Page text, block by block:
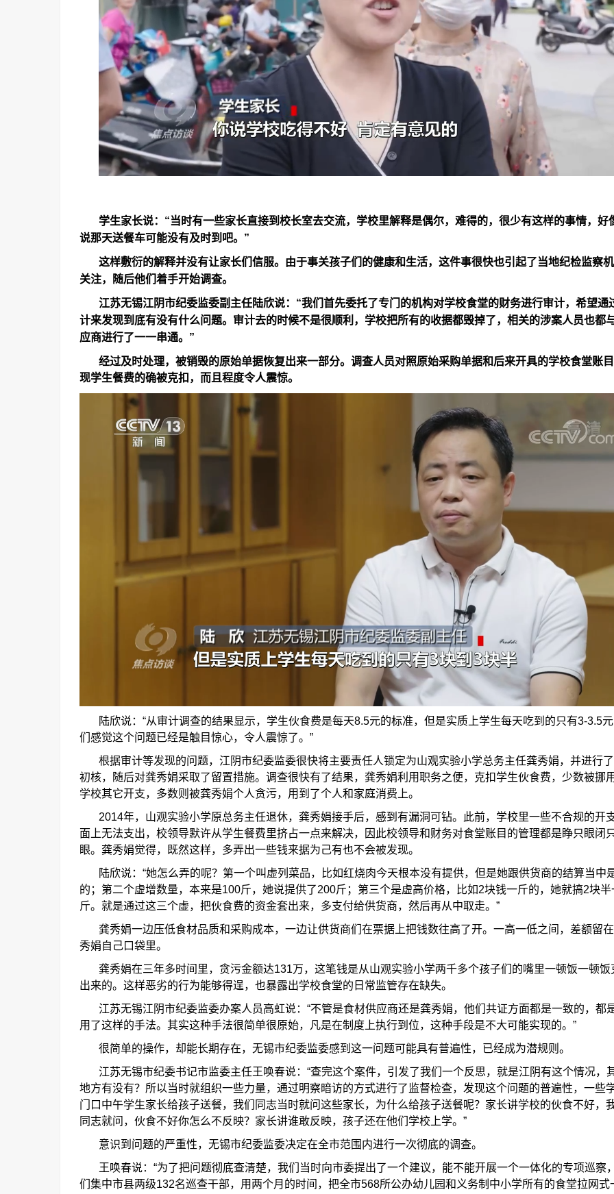
学生家长说： “当时有一些家长直接到校长室去交流，学校里解释是偶尔，难得的，很少有这样的事情，好
说那天送餐车可能没有及时到吧。 ”
这样敷衍的解释并没有让家长们信服。由于事关孩子们的健康和生活，这件事很快也引起了当地纪检监察
关注，随后他们着手开始调查。
江苏无锡江阴市纪委监委副主任陆欣说： “我们首先委托了专门的机构对学校食堂的财务进行审计，希望通
计来发现到底有没有什么问题。审计去的时候不是很顺利，学校把所有的收据都毁掉了，相关的涉案人员也都
应商进行了一一串通。 ”
经过及时处理，被销毁的原始单据恢复出来一部分。调查人员对照原始采购单据和后来开具的学校食堂账
现学生餐费的确被克扣，而且程度令人震惊。
陆欣说： “从审计调查的结果显示，学生伙食费是每天8.5元的标准，但是实质上学生每天吃到的只有3-3.5
们感觉这个问题已经是触目惊心，令人震惊了。 ”
根据审计等发现的问题，江阴市纪委监委很快将主要责任人锁定为山观实验小学总务主任龚秀娟，并进行
初核，随后对龚秀娟采取了留置措施。调查很快有了结果，龚秀娟利用职务之便，克扣学生伙食费，少数被挪
学校其它开支，多数则被龚秀娟个人贪污，用到了个人和家庭消费上。
2014年，山观实验小学原总务主任退休，龚秀娟接手后，感到有漏洞可钻。此前，学校里一些不合规的开
面上无法支出，校领导默许从学生餐费里挤占一点来解决，因此校领导和财务对食堂账目的管理都是睁只眼闭
眼。龚秀娟觉得，既然这样，多弄出一些钱来据为己有也不会被发现。
陆欣说： “她怎么弄的呢？第一个叫虚列菜品，比如红烧肉今天根本没有提供，但是她跟供货商的结算当中
的；第二个虚增数量，本来是100斤，她说提供了200斤；第三个是虚高价格，比如2块钱一斤的，她就搞2块半
斤。就是通过这三个虚，把伙食费的资金套出来，多支付给供货商，然后再从中取走。 ”
龚秀娟一边压低食材品质和采购成本，一边让供货商们在票据上把钱数往高了开。一高一低之间，差额留
秀娟自己口袋里。
龚秀娟在三年多时间里，贪污金额达131万，这笔钱是从山观实验小学两千多个孩子们的嘴里一顿饭一顿饭
出来的。这样恶劣的行为能够得逞，也暴露出学校食堂的日常监管存在缺失。
江苏无锡江阴市纪委监委办案人员高虹说： “不管是食材供应商还是龚秀娟，他们共证方面都是一致的，都
用了这样的手法。其实这种手法很简单很原始，凡是在制度上执行到位，这种手段是不大可能实现的。 ”
很简单的操作，却能长期存在，无锡市纪委监委感到这一问题可能具有普遍性，已经成为潜规则。
江苏无锡市纪委书记市监委主任王唤春说： “查完这个案件，引发了我们一个反思，就是江阴有这个情况，
地方有没有？所以当时就组织一些力量，通过明察暗访的方式进行了监督检查，发现这个问题的普遍性，一些
门口中午学生家长给孩子送餐，我们同志当时就问这些家长，为什么给孩子送餐呢？家长讲学校的伙食不好，
同志就问，伙食不好你怎么不反映？家长讲谁敢反映，孩子还在他们学校上学。 ”
意识到问题的严重性，无锡市纪委监委决定在全市范围内进行一次彻底的调查。
王唤春说： “为了把问题彻底查清楚，我们当时向市委提出了一个建议，能不能开展一个一体化的专项巡察
们集中市县两级132名巡查干部，用两个月的时间，把全市568所公办幼儿园和义务制中小学所有的食堂拉网式